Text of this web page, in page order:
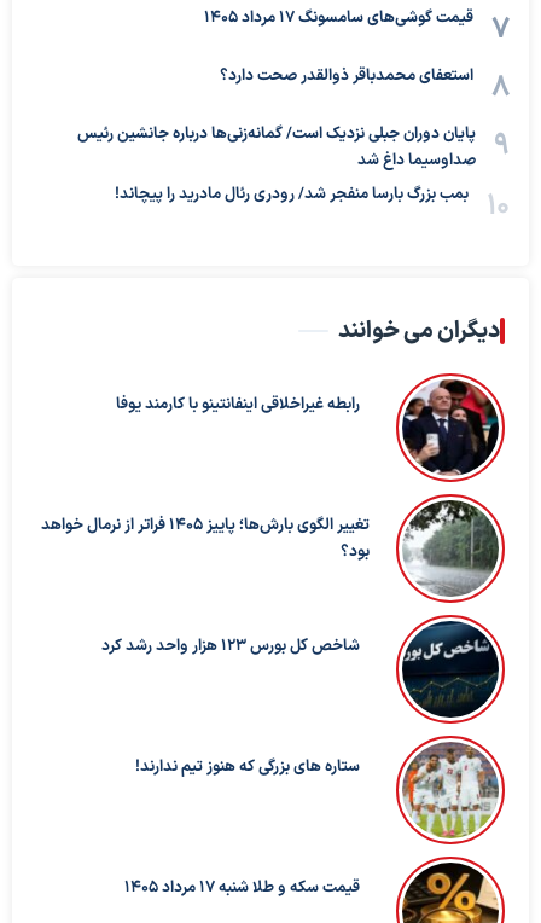
قیمت گوشی‌های سامسونگ 17 مرداد 1405
استعفای محمدباقر ذوالقدر صحت دارد؟
پایان دوران جبلی نزدیک است/ گمانه‌زنی‌ها درباره جانشین رئیس
صداوسیما داغ شد
بمب بزرگ بارسا منفجر شد/ رودری رئال مادرید را پیچاند!
دیگران می خوانند
رابطه غیراخلاقی اینفانتینو با کارمند یوفا
تغییر الگوی بارش‌ها؛ پاییز ۱۴۰۵ فراتر از نرمال خواهد
بود؟
شاخص کل بورس ۱۲۳ هزار واحد رشد کرد
ستاره های بزرگی که هنوز تیم ندارند!
قیمت سکه و طلا شنبه 17 مرداد 1405